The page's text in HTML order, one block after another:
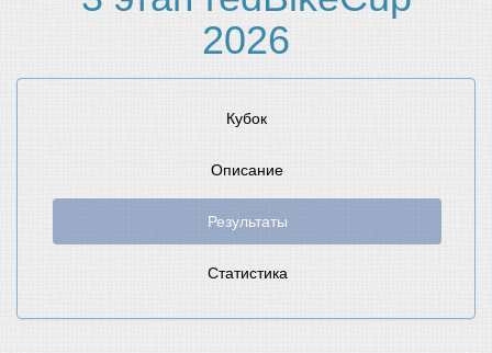
2026
Кубок
Описание
Результаты
Статистика